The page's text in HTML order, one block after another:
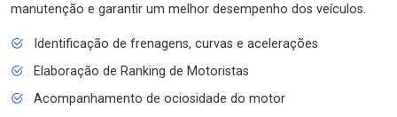
manutenção e garantir um melhor desempenho dos veículos.
Identificação de frenagens, curvas e acelerações
Elaboração de Ranking de Motoristas
Acompanhamento de ociosidade do motor